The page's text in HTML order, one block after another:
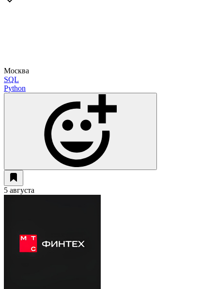
Москва
SQL
Python
5 августа